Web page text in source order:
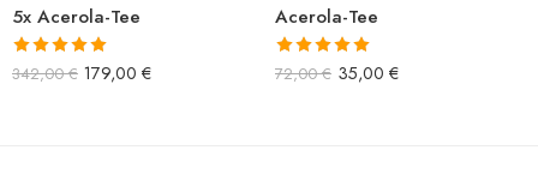
5x Acerola-Tee
Bewertet mit
342,00€ 179,00 €
Acerola-Tee
Bewertet mit
72,00€ 35,00 €